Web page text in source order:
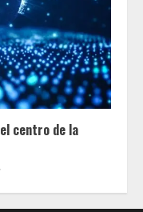
centro de la